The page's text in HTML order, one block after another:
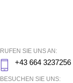
RUFEN SIE UNS AN:
+43 664 3237256
BESUCHEN SIE UNS: